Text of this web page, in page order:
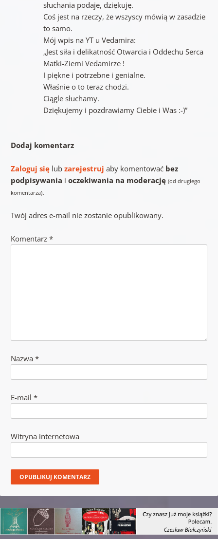
słuchania podaje, dziękuję.
Coś jest na rzeczy, że wszyscy mówią w zasadzie
to samo.
Mój wpis na YT u Vedamira:
„Jest siła i delikatność Otwarcia i Oddechu Serca
Matki-Ziemi Vedamirze !
I piękne i potrzebne i genialne.
Właśnie o to teraz chodzi.
Ciągle słuchamy.
Dziękujemy i pozdrawiamy Ciebie i Was :-)”
Dodaj komentarz
Zaloguj sięlub zarejestruj aby komentować bez
podpisywania i oczekiwania na moderację (od drugiego
komentarza).
Twój adres e-mail nie zostanie opublikowany.
Komentarz *
Nazwa *
E-mail *
Witryna internetowa